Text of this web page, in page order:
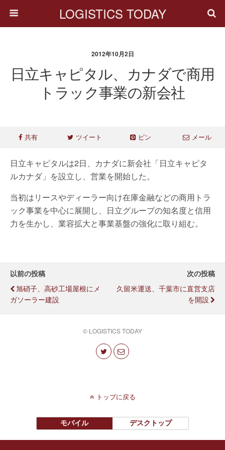
LOGISTICS TODAY
2012年10月2日
日立キャピタル、カナダで商用
トラック事業の新会社
共有 ツイート ピン メール
日立キャピタルは2日、カナダに新会社「日立キャピタ
ルカナダ」を設立し、営業を開始した。
当初はリースやディーラー向け在庫金融などの商用トラ
ック事業を中心に展開し、日立グループの知名度と信用
力を生かし、業容拡大と事業基盤の強化に取り組む。
以前の投稿
旭硝子、高砂工場屋根にメ
ガソーラー建設
次の投稿
久留米運送、千葉市に直営支店
を開設
© LOGISTICS TODAY
トップに戻る
モバイル デスクトップ